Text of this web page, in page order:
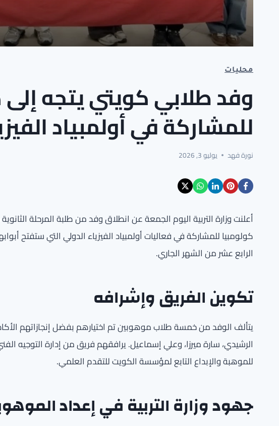
محليات
وفد طلابي كويتي يتجه إلى
للمشاركة في أولمبياد
نورة فهد يوليو 3, 2026
أعلنت وزارة التربية اليوم الجمعة عن انطلاق وفد من طلبة المرحلة
كولومبيا للمشاركة في فعاليات أولمبياد الفيزياء الدولي التي ستفتح
الرابع عشر من الشهر الجاري.
تكوين الفريق وإشرافه
يتألف الوفد من خمسة طلاب موهوبين تم اختيارهم بفضل إنجازاتهم
الرشيدي، سارة ميرزا، وعلي إسماعيل. يرافقهم فريق من إدارة التوجيه
للموهبة والإبداع التابع لمؤسسة الكويت للتقدم العلمي.
جهود وزارة التربية في إعداد